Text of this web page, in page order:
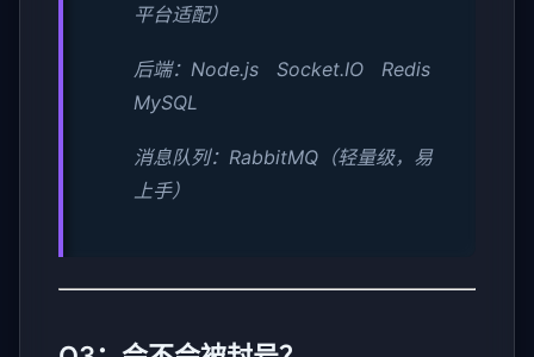
平台适配）
后端：Node.js Socket.IO Redis
MySQL
消息队列：RabbitMQ（轻量级，易
上手）